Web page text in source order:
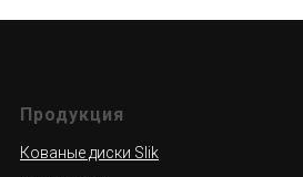
Продукция
Кованые диски Slik